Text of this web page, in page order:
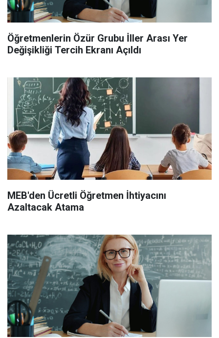
Öğretmenlerin Özür Grubu İller Arası Yer
Değişikliği Tercih Ekranı Açıldı
MEB'den Ücretli Öğretmen İhtiyacını
Azaltacak Atama